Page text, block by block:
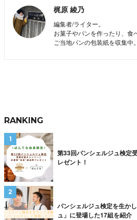
梶原 綾乃
編集者/ライター。
お菓子やパンを作ったり、食
ご当地パンの包装紙を収集中
RANKING
第33回パンシェルジュ検定
レゼント！
パンシェルジュ検定を生か
ュ」に登場した17組を紹介